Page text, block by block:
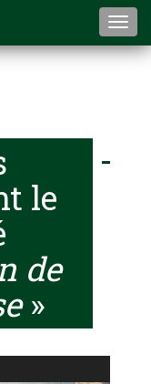
le
de
»